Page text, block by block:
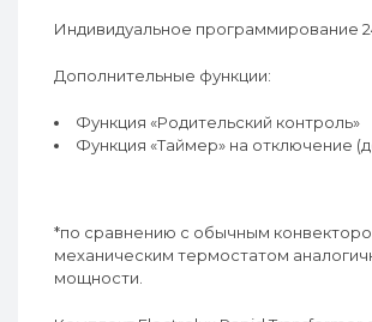
Индивидуальное программирование
Дополнительные функции:
Функция «Родительский контроль»
Функция «Таймер» на отключение
*по сравнению с обычным
механическим термостатом
мощности.